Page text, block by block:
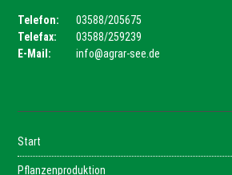
Telefon:
03588/205675
Telefax:
03588/259239
E-Mail:
info@agrar-see.de
Start
Pflanzenproduktion